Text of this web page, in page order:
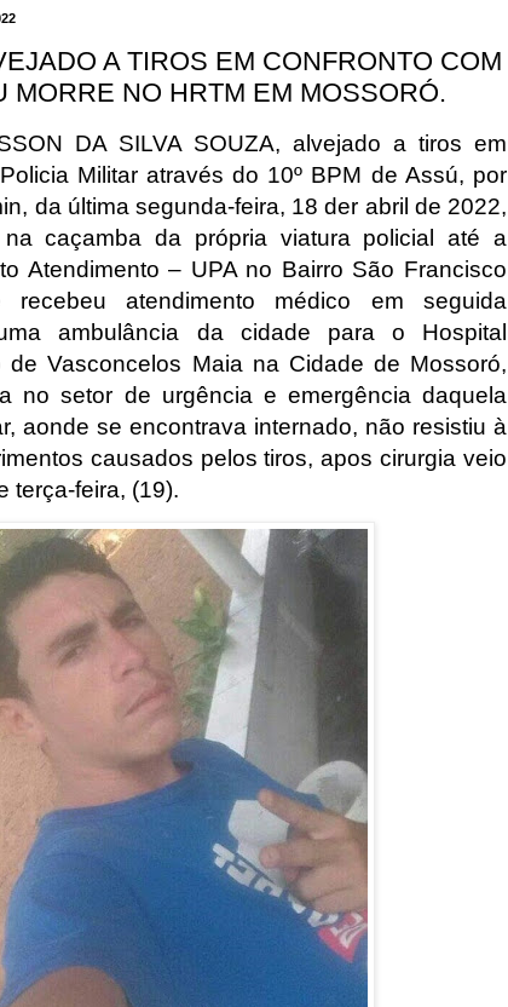
A TIROS EM CONFRONTO COM
MORRE NO HRTM EM MOSSORÓ.
DA SILVA SOUZA, alvejado a tiros em
Militar através do 10º BPM de Assú, por
da última segunda-feira, 18 der abril de 2022,
caçamba da própria viatura policial até a
Atendimento – UPA no Bairro São Francisco
atendimento médico em seguida
ambulância da cidade para o Hospital
de Vasconcelos Maia na Cidade de Mossoró,
no setor de urgência e emergência daquela
aonde se encontrava internado, não resistiu à
causados pelos tiros, apos cirurgia veio
terça-feira, (19).